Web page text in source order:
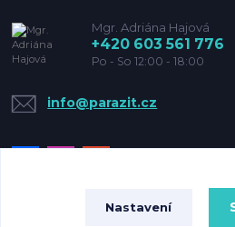
Mgr. Adriána Hajová
+420 603 561 776
Po - So 12:00 - 18:00
info@parazit.cz
Nastavení